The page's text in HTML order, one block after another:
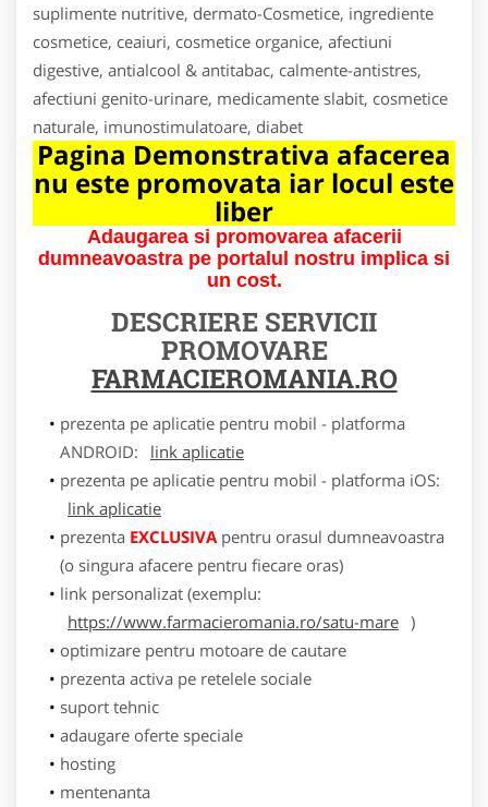
suplimente nutritive, dermato-Cosmetice, ingrediente
cosmetice, ceaiuri, cosmetice organice, afectiuni
digestive, antialcool & antitabac, calmente-antistres,
afectiuni genito-urinare, medicamente slabit, cosmetice
naturale, imunostimulatoare, diabet
Pagina Demonstrativa afacerea
nu este promovata iar locul este
liber
Adaugarea si promovarea afacerii
dumneavoastra pe portalul nostru implica si
un cost.
DESCRIERE SERVICII
PROMOVARE
FARMACIEROMANIA.RO
prezenta pe aplicatie pentru mobil - platforma
ANDROID:
link aplicatie
prezenta pe aplicatie pentru mobil - platforma iOS:
link aplicatie
prezenta EXCLUSIVApentru orasul dumneavoastra
(o singura afacere pentru fiecare oras)
link personalizat (exemplu:
https://www.farmacieromania.ro/satu-mare )
optimizare pentru motoare de cautare
prezenta activa pe retelele sociale
suport tehnic
adaugare oferte speciale
hosting
mentenanta